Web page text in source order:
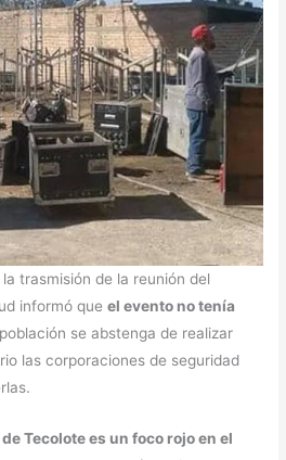
trasmisión de la reunión del
informó queel evento no tenía
se abstenga de realizar
las corporaciones de seguridad
Tecolote es un foco rojo en el